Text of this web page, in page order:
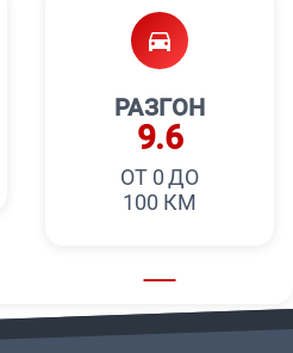
РАЗГОН
9.6
ОТ 0 ДО
100 КМ